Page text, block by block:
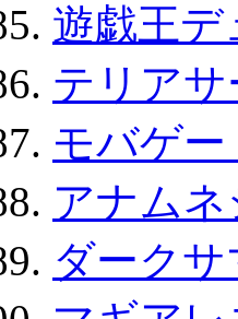
遊戯王
テリア
モバゲ
アナム
ダーク